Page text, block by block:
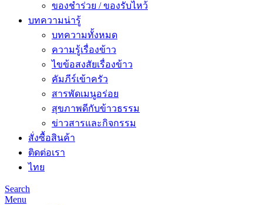
ของชำร่วย / ของรับไหว้
บทความน่ารู้
บทความทั้งหมด
ความรู้เรื่องข้าว
ไขข้อสงสัยเรื่องข้าว
คัมภีร์เข้าครัว
สารพัดเมนูอร่อย
สุขภาพดีกับข้าวธรรม
ข่าวสารและกิจกรรม
สั่งซื้อสินค้า
ติดต่อเรา
ไทย
Search
Menu